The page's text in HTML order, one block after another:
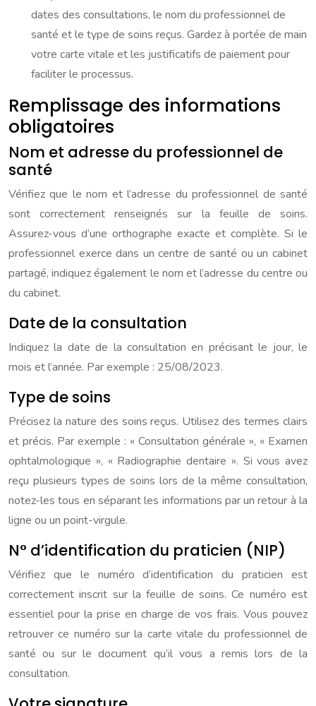
dates des consultations, le nom du professionnel de
santé et le type de soins reçus. Gardez à portée de main
votre carte vitale et les justificatifs de paiement pour
faciliter le processus.
Remplissage des informations
obligatoires
Nom et adresse du professionnel de
santé
Vérifiez que le nom et l’adresse du professionnel de santé
sont correctement renseignés sur la feuille de soins.
Assurez-vous d’une orthographe exacte et complète. Si le
professionnel exerce dans un centre de santé ou un cabinet
partagé, indiquez également le nom et l’adresse du centre ou
du cabinet.
Date de la consultation
Indiquez la date de la consultation en précisant le jour, le
mois et l’année. Par exemple : 25/08/2023.
Type de soins
Précisez la nature des soins reçus. Utilisez des termes clairs
et précis. Par exemple : « Consultation générale », « Examen
ophtalmologique », « Radiographie dentaire ». Si vous avez
reçu plusieurs types de soins lors de la même consultation,
notez-les tous en séparant les informations par un retour à la
ligne ou un point-virgule.
N° d’identification du praticien (NIP)
Vérifiez que le numéro d’identification du praticien est
correctement inscrit sur la feuille de soins. Ce numéro est
essentiel pour la prise en charge de vos frais. Vous pouvez
retrouver ce numéro sur la carte vitale du professionnel de
santé ou sur le document qu’il vous a remis lors de la
consultation.